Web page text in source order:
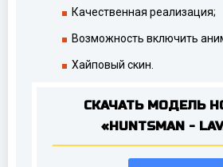
Качественная реализация;
Возможность включить
Хайповый скин.
СКАЧАТЬ МОДЕЛЬ
«HUNTSMAN -